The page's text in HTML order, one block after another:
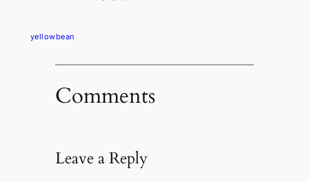
yellowbean
Comments
Leave a Reply